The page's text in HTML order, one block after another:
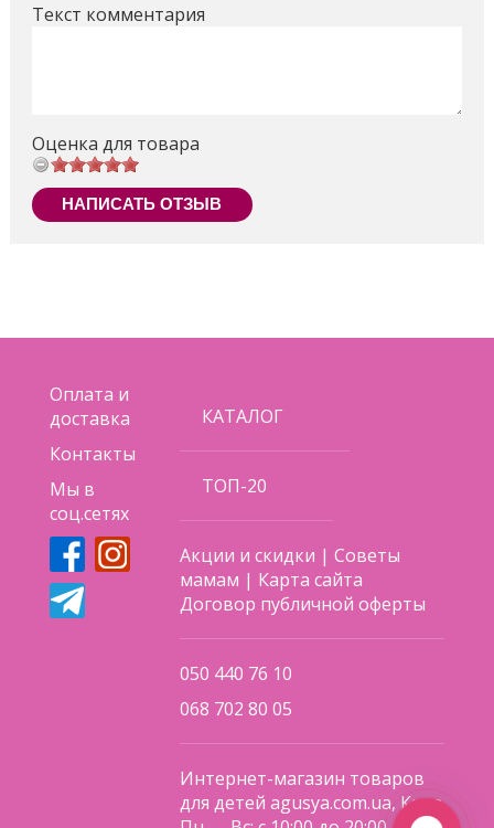
Текст комментария
Оценка для товара
НАПИСАТЬ ОТЗЫВ
Оплата и
доставка
Контакты
Мы в
соц.сетях
КАТАЛОГ
ТОП-20
Акции и скидки |Советы
мамам | Карта сайта
Договор публичной оферты
050 440 76 10
068 702 80 05
Интернет-магазин товаров
для детей agusya.com.ua, Киев